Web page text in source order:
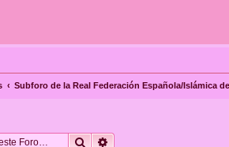
Subforo de la Real Federación Española/Islámica
Buscar